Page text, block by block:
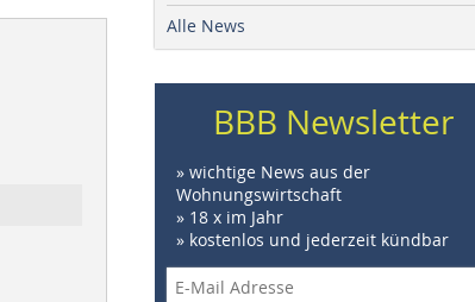
Alle News
BBB Newsletter
» wichtige News aus der
Wohnungswirtschaft
» 18 x im Jahr
» kostenlos und jederzeit kündbar